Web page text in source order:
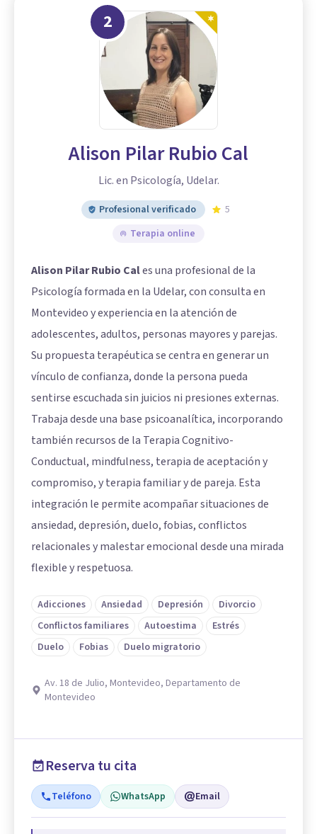
2
Alison Pilar Rubio Cal
Lic. en Psicología, Udelar.
Profesional verificado
5
Terapia online
Alison Pilar Rubio Cales una profesional de la
Psicología formada en la Udelar, con consulta en
Montevideo y experiencia en la atención de
adolescentes, adultos, personas mayores y parejas.
Su propuesta terapéutica se centra en generar un
vínculo de confianza, donde la persona pueda
sentirse escuchada sin juicios ni presiones externas.
Trabaja desde una base psicoanalítica, incorporando
también recursos de la Terapia Cognitivo-
Conductual, mindfulness, terapia de aceptación y
compromiso, y terapia familiar y de pareja. Esta
integración le permite acompañar situaciones de
ansiedad, depresión, duelo, fobias, conflictos
relacionales y malestar emocional desde una mirada
flexible y respetuosa.
Adicciones Ansiedad Depresión
Divorcio
Conflictos familiares
Autoestima
Estrés
Duelo
Fobias Duelo migratorio
Av. 18 de Julio, Montevideo, Departamento de
Montevideo
Reserva tu cita
Teléfono WhatsApp Email